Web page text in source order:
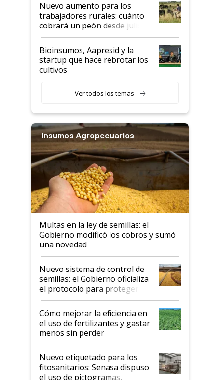
Nuevo aumento para los
trabajadores rurales: cuánto
cobrará un peón desde julio
Bioinsumos, Aapresid y la
startup que hace rebrotar los
cultivos
Ver todos los temas
Insumos Agropecuarios
Multas en la ley de semillas: el
Gobierno modificó los cobros y sumó
una novedad
Nuevo sistema de control de
semillas: el Gobierno oficializa
el protocolo para proteger la
propiedad intelectual
Cómo mejorar la eficiencia en
el uso de fertilizantes y gastar
menos sin perder
productividad en la campaña
fina
Nuevo etiquetado para los
fitosanitarios: Senasa dispuso
el uso de pictogramas,